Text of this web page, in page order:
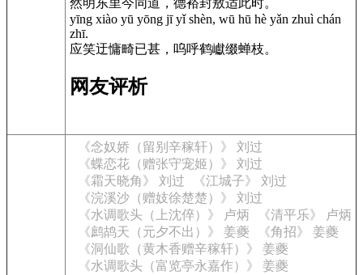
yīng xiào yū yōng jī yǐ shèn, wū hū hè yǎn zhuì chán
zhī.
应笑迂慵畸已甚，呜呼鹤巘缀蝉枝。
网友评析
《念奴娇（留别辛稼轩）》 刘过
《蝶恋花（赠张守宠姬）》 刘过
《霜天晓角》 刘过
《江城子》 刘过
《浣溪沙（赠妓徐楚楚）》 刘过
《水调歌头（上沈倅）》 卢炳
《清平乐》 卢炳
《鹧鸪天（元夕不出）》 姜夔
《角招》 姜夔
《洞仙歌（黄木香赠辛稼轩）》 姜夔
《水调歌头（富览亭永嘉作）》 姜夔